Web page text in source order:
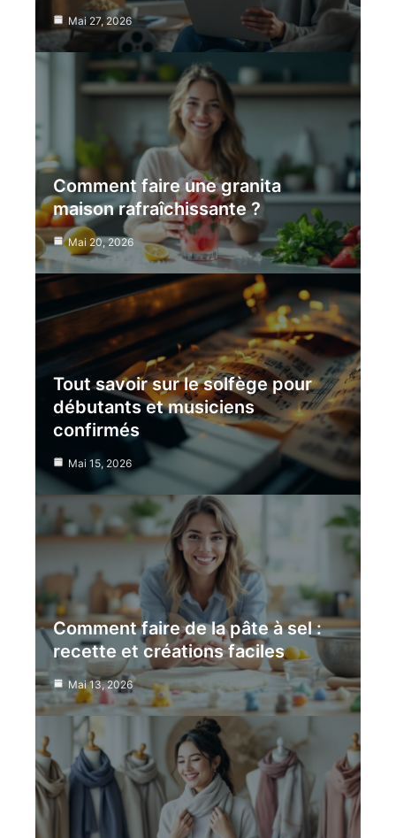
Mai 27, 2026
Comment faire une granita
maison rafraîchissante ?
Mai 20, 2026
Tout savoir sur le solfège pour
débutants et musiciens
confirmés
Mai 15, 2026
Comment faire de la pâte à sel :
recette et créations faciles
Mai 13, 2026